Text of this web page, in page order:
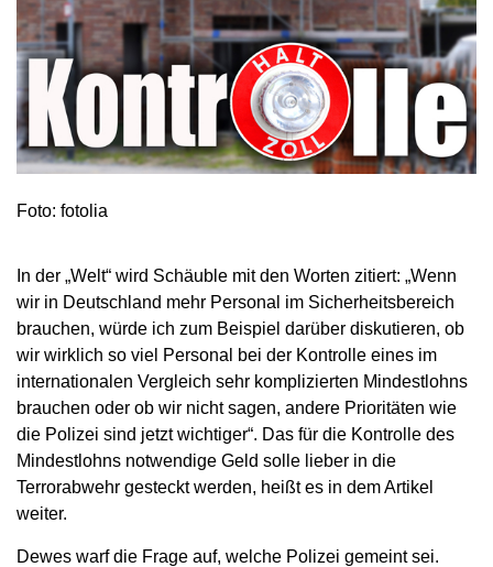
Foto: fotolia
In der „Welt“ wird Schäuble mit den Worten zitiert: „Wenn
wir in Deutschland mehr Personal im Sicherheitsbereich
brauchen, würde ich zum Beispiel darüber diskutieren, ob
wir wirklich so viel Personal bei der Kontrolle eines im
internationalen Vergleich sehr komplizierten Mindestlohns
brauchen oder ob wir nicht sagen, andere Prioritäten wie
die Polizei sind jetzt wichtiger“. Das für die Kontrolle des
Mindestlohns notwendige Geld solle lieber in die
Terrorabwehr gesteckt werden, heißt es in dem Artikel
weiter.
Dewes warf die Frage auf, welche Polizei gemeint sei.